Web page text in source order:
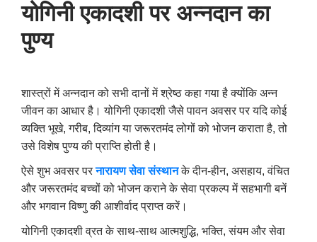
योगिनी एकादशी पर अन्नदान का
पुण्य
शास्त्रों में अन्नदान को सभी दानों में श्रेष्ठ कहा गया है क्योंकि अन्न
जीवन का आधार है। योगिनी एकादशी जैसे पावन अवसर पर यदि कोई
व्यक्ति भूखे, गरीब, दिव्यांग या जरूरतमंद लोगों को भोजन कराता है, तो
उसे विशेष पुण्य की प्राप्ति होती है।
ऐसे शुभ अवसर परनारायण सेवा संस्थानके दीन-हीन, असहाय, वंचित
और जरूरतमंद बच्चों को भोजन कराने के सेवा प्रकल्प में सहभागी बनें
और भगवान विष्णु की आशीर्वाद प्राप्त करें।
योगिनी एकादशी व्रत के साथ-साथ आत्मशुद्धि, भक्ति, संयम और सेवा